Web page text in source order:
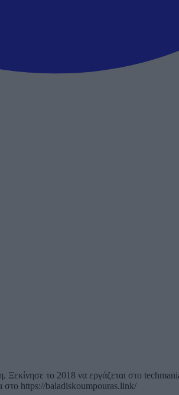
το 2018 να εργάζεται στο
στο https://baladiskoumpouras.link/